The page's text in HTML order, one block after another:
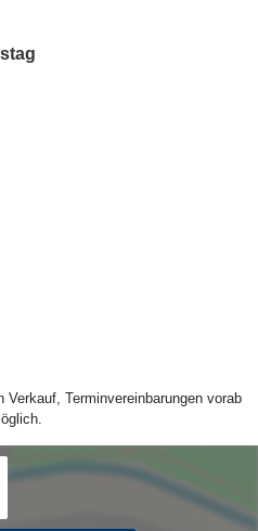
Terminvereinbarungen vorab